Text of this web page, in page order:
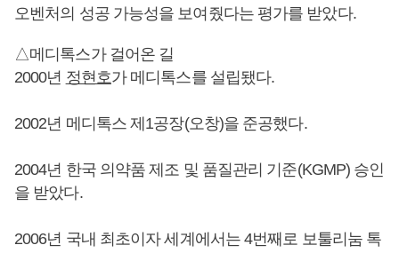
오벤처의 성공 가능성을 보여줬다는 평가를 받았다.
△메디톡스가 걸어온 길
2000년 정현호가 메디톡스를 설립됐다.
2002년 메디톡스 제1공장(오창)을 준공했다.
2004년 한국 의약품 제조 및 품질관리 기준(KGMP) 승인
을 받았다.
2006년 국내 최초이자 세계에서는 4번째로 보툴리눔 톡